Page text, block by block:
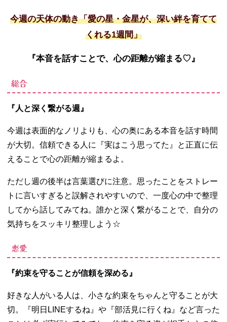
今週の天体の動き「愛の星・金星が、深い絆を育てて
くれる1週間」
『本音を話すことで、心の距離が縮まる♡』
総合
『人と深く繋がる週』
今週は表面的なノリよりも、心の奥にある本音を話す時間
が大切。信頼できる人に『実はこう思ってた』と正直に伝
えることで心の距離が縮まるよ。
ただし週の後半は言葉選びに注意。思ったことをストレー
トに言いすぎると誤解されやすいので、一度心の中で整理
してから話してみてね。誰かと深く繋がることで、自分の
気持ちをスッキリ整理しよう☆
恋愛
『約束を守ることが信頼を深める』
好きな人がいる人は、小さな約束をちゃんと守ることが大
切。『明日 LINEするね』や『部活見に行くね』など言った